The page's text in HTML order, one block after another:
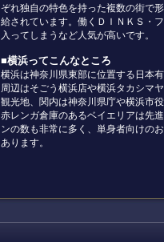
ぞれ独自の特色を持った複数の街で
給されています。働くＤＩＮＫＳ・
入ってしまうなど人気が高いです。
■横浜ってこんなところ
横浜は神奈川県東部に位置する日本
周辺はそごう横浜店や横浜タカシマ
観光地、関内は神奈川県庁や横浜市
赤レンガ倉庫のあるベイエリアは先
ンの数も非常に多く、単身者向けの
あります。